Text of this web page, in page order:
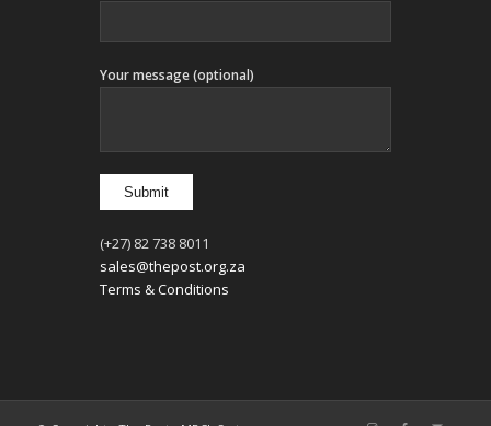
Your message (optional)
(+27) 82 738 8011
sales@thepost.org.za
Terms & Conditions